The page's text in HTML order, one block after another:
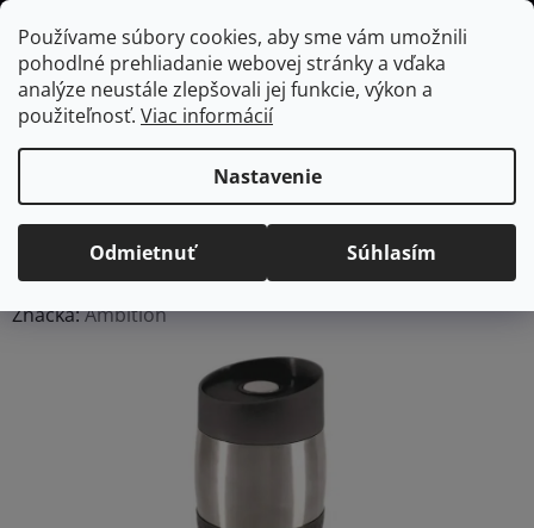
Používame súbory cookies, aby sme vám umožnili
pohodlné prehliadanie webovej stránky a vďaka
analýze neustále zlepšovali jej funkcie, výkon a
použiteľnosť. Viac informácií
Nastavenie
Odmietnuť Súhlasím
Prejsť
na
obsah
Hľadať
Domov
/ Vybavenie do jedálne / Termosky a termomisy
AMBITION
Fusion Pista termohrnček s dvojitou stenou, 400 ml
AMBITION Fusion Pista
termohrnček s dvojitou
stenou, 400 ml
Priemerné
hodnotenie
NeohodnotenéPodrobnosti hodnotenia
Značka:Ambition